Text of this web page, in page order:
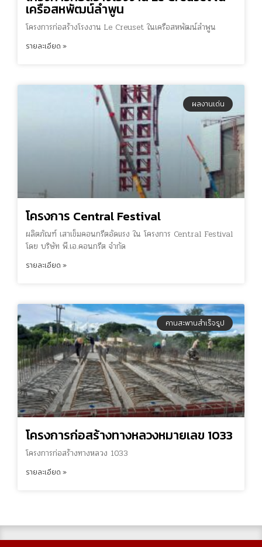
เครือสหพัฒน์ลำพูน
โครงการก่อสร้างโรงงาน Le Creuset ในเครือสหพัฒน์ลำพูน
รายละเอียด »
ผลงานเด่น
โครงการ Central Festival
ผลิตภัณฑ์ เสาเข็มคอนกรีตอัดแรง ใน โครงการ Central Festival
โดย บริษัท พี.เอ.คอนกรีต จำกัด
รายละเอียด »
คานสะพานสำเร็จรูป
โครงการก่อสร้างทางหลวงหมายเลข 1033
โครงการก่อสร้างทางหลวง 1033
รายละเอียด »